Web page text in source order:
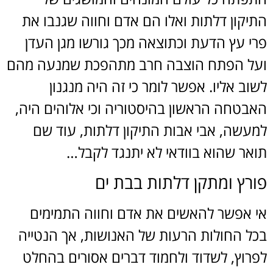
התיקון דלתות ואלו הם אדם וחווה שגנבו את
פרי עץ הדעת וכתוצאה מכך גורשו מגן העדן
ועל הפתח הוצבה חרב מתהפכת שמנעה מהם
לשוב אליו. אפשר לומר כי זה היה מנגנון
האבטחה הראשון בהיסטוריה וכי אלוהים היה,
למעשה, אבי אבות התיקון דלתות, עוד שם
תואר שהוא בוודאי לא יתנגד לקבל…
פורץ ומתקן דלתות בבת ים
אי אפשר להאשים את אדם וחווה התמימים
בכל החולות הרעות של האנושות, אך הנטייה
לפרוץ, לשדוד ולחמוד דברים אסורים בהחלט